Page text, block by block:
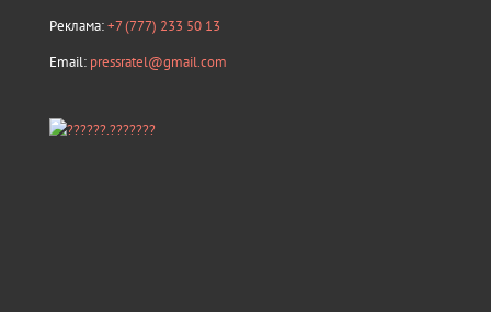
Реклама:+7 (777) 233 50 13
Email: pressratel@gmail.com